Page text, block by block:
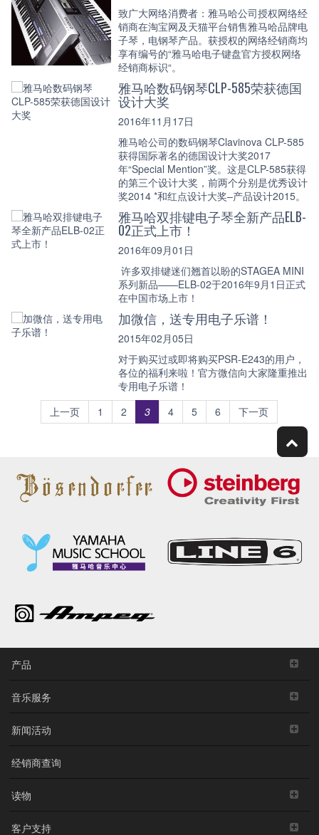
致广大网络消费者：雅马哈公司授权网络经
销商在淘宝网及天猫平台销售雅马哈品牌电
子琴，电钢琴产品。获授权的网络经销商均
享有编号的“雅马哈电子键盘官方授权网络
经销商标识“。
雅马哈数码钢琴CLP-585荣获德国
设计大奖
2016年11月17日
雅马哈公司的数码钢琴Clavinova CLP-585
获得国际著名的德国设计大奖2017
年“Special Mention”奖。这是CLP-585获得
的第三个设计大奖，前两个分别是优秀设计
奖2014 *和红点设计大奖–产品设计2015。
雅马哈双排键电子琴全新产品ELB-
02正式上市！
2016年09月01日
许多双排键迷们翘首以盼的STAGEA MINI
系列新品——ELB-02于2016年9月1日正式
在中国市场上市！
加微信，送专用电子乐谱！
2015年02月05日
对于购买过或即将购买PSR-E243的用户，
各位的福利来啦！官方微信向大家隆重推出
专用电子乐谱！
上一页
1 2 3 4 5 6 下一页
产品
音乐服务
新闻活动
经销商查询
读物
客户支持